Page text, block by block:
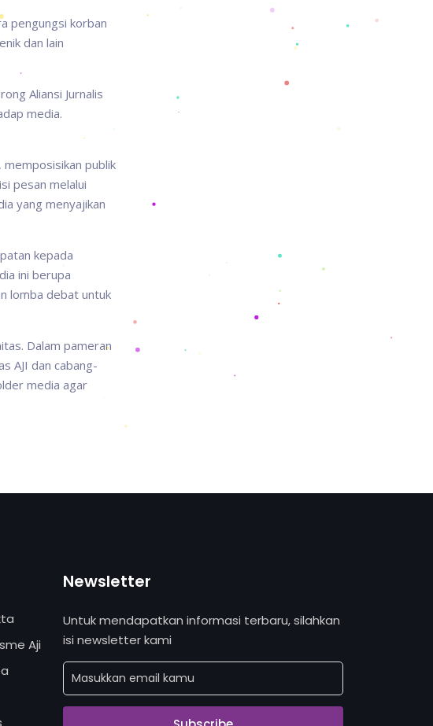
pengungsi korban
dan lain
Aliansi Jurnalis
media.
publik
pesan melalui
yang menyajikan
kepada
ini berupa
lomba debat untuk
Dalam pameran
AJI dan cabang-
media agar
Aji
Newsletter
Untuk mendapatkan informasi terbaru, silahkan
isi newsletter kami